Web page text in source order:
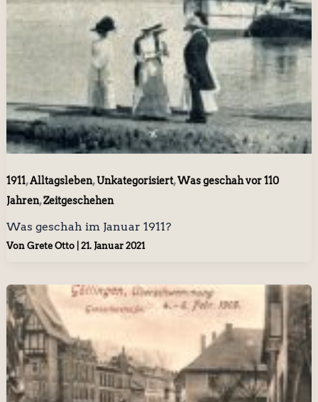
1911,Alltagsleben,Unkategorisiert,Was geschah vor 110
Jahren,Zeitgeschehen
Was geschah im Januar 1911?
Von Grete Otto 21. Januar 2021